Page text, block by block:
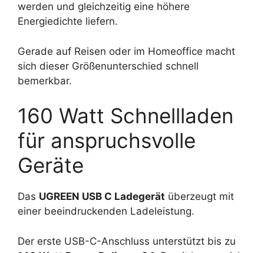
werden und gleichzeitig eine höhere
Energiedichte liefern.
Gerade auf Reisen oder im Homeoffice macht
sich dieser Größenunterschied schnell
bemerkbar.
160 Watt Schnellladen
für anspruchsvolle
Geräte
Das UGREEN USB C Ladegerät überzeugt mit
einer beeindruckenden Ladeleistung.
Der erste USB-C-Anschluss unterstützt bis zu